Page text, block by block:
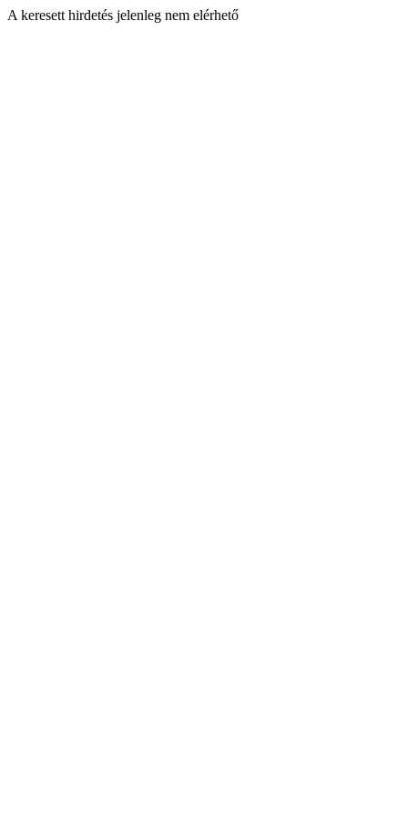
A keresett hirdetés jelenleg nem elérhető